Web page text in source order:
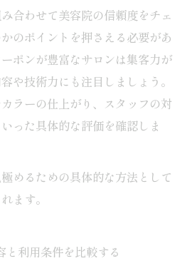
合わせて美容院の信頼度をチェ
のポイントを押さえる必要があ
ポンが豊富なサロンは集客力が
や技術力にも注目しましょう。
ラーの仕上がり、スタッフの対
った具体的な評価を確認しま
めるための具体的な方法として
ます。
と利用条件を比較する